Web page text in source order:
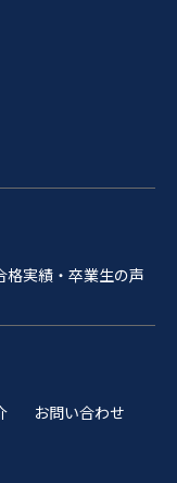
格実績・卒業生の声
お問い合わせ